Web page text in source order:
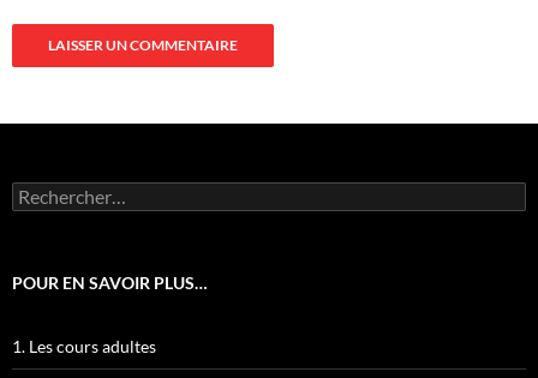
Rechercher :
POUR EN SAVOIR PLUS…
1. Les cours adultes